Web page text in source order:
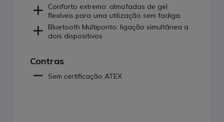
Conforto extremo: almofadas de gel
flexíveis para uma utilização sem fadiga.
Bluetooth Multiponto: ligação simultânea a
dois dispositivos
Contras
Sem certificação ATEX